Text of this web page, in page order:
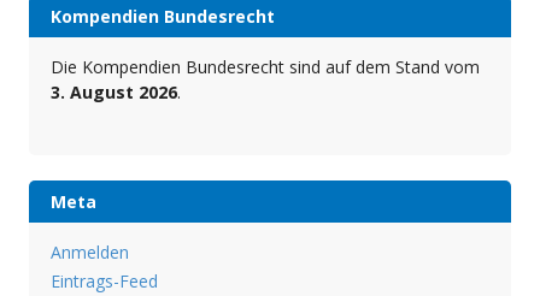
Kompendien Bundesrecht
Die Kompendien Bundesrecht sind auf dem Stand vom
3. August 2026.
Meta
Anmelden
Eintrags-Feed